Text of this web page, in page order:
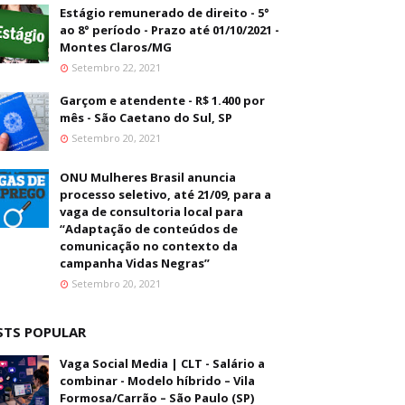
Estágio remunerado de direito - 5°
ao 8° período - Prazo até 01/10/2021 -
Montes Claros/MG
Setembro 22, 2021
Garçom e atendente - R$ 1.400 por
mês - São Caetano do Sul, SP
Setembro 20, 2021
ONU Mulheres Brasil anuncia
processo seletivo, até 21/09, para a
vaga de consultoria local para
“Adaptação de conteúdos de
comunicação no contexto da
campanha Vidas Negras”
Setembro 20, 2021
POPULAR
Vaga Social Media | CLT - Salário a
combinar - Modelo híbrido – Vila
Formosa/Carrão – São Paulo (SP)